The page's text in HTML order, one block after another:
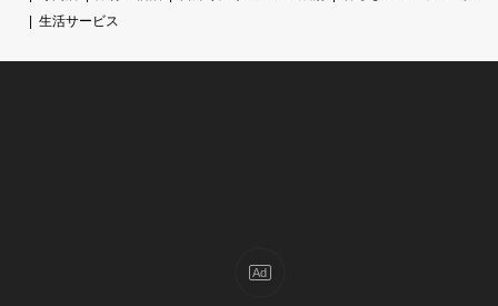
生活サービス